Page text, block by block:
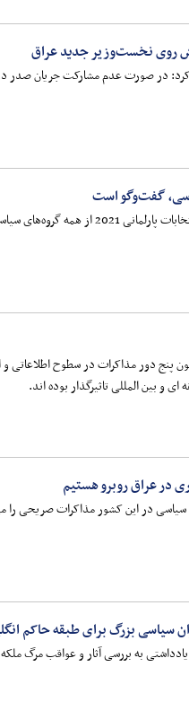
روی نخست‌وزیر جدید عراق
در صورت عدم مشارکت جریان صدر
گفت‌و‌گو است
به بن بست سیاسی فعلی خاتمه دهند.
پنج دور مذاکرات در سطوح اطلاعاتی
و بین المللی تاثیرگذار بوده اند.
در عراق روبرو هستیم
در این کشور مذاکرات صریحی را
سیاسی بزرگ برای طبقه حاکم
به بررسی آثار و عواقب مرگ